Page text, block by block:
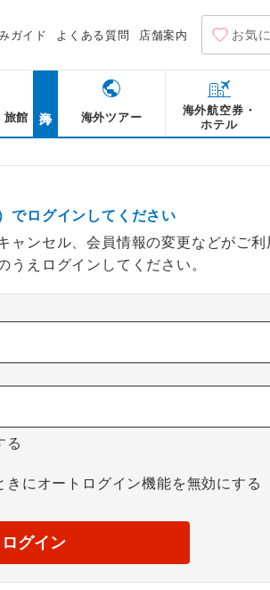
ガイド よくある質問 店舗案内 お気
旅館 海外ツアー
海外航空券・
ホテル
でログインしてください
ンセル、会員情報の変更などがご利
えログインしてください。
る
きにオートログイン機能を無効にする
ログイン